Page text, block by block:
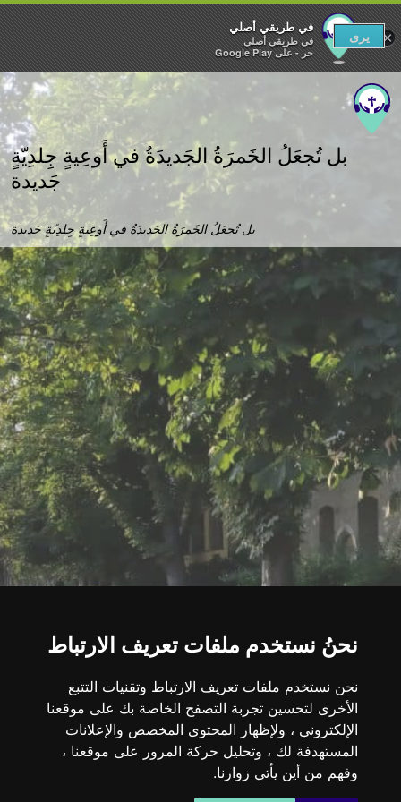
نحنُ نستخدم ملفات تعريف الارتباط
نحن نستخدم ملفات تعريف الارتباط وتقنيات التتبع
الأخرى لتحسين تجربة التصفح الخاصة بك على موقعنا
الإلكتروني ، ولإظهار المحتوى المخصص والإعلانات
المستهدفة لك ، وتحليل حركة المرور على موقعنا ،
وفهم من أين يأتي زوارنا.
×
في طريقي أصلي‎
في طريقي أصلي‎
حر - على Google Play
يرى
بل تُجعَلُ الخَمرَةُ الجَديدَةُ في أَوعِيةٍ جِلدِيّةٍ
جَديدة
بل تُجعَلُ الخَمرَةُ الجَديدَةُ في أَوعِيةٍ جِلدِيّةٍ جَديدة